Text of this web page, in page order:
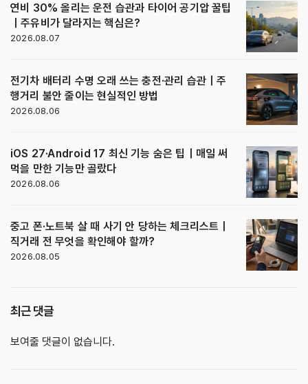
연비 30% 올리는 운전 습관과 타이어 공기압 꿀팁
｜주유비가 달라지는 핵심은?
2026.08.07
전기차 배터리 수명 오래 쓰는 충전·관리 습관｜주
행거리 불안 줄이는 현실적인 방법
2026.08.06
iOS 27·Android 17 최신 기능 숨은 팁｜매일 써
먹을 만한 기능만 골랐다
2026.08.06
중고 폰·노트북 살 때 사기 안 당하는 체크리스트｜
직거래 전 무엇을 확인해야 할까?
2026.08.05
최근 댓글
보여줄 댓글이 없습니다.